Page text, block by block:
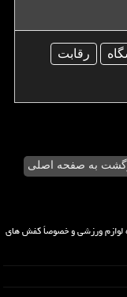
رقابت
به صفحه اصلی
لوازم ورزشی و خصوصاً کفش های